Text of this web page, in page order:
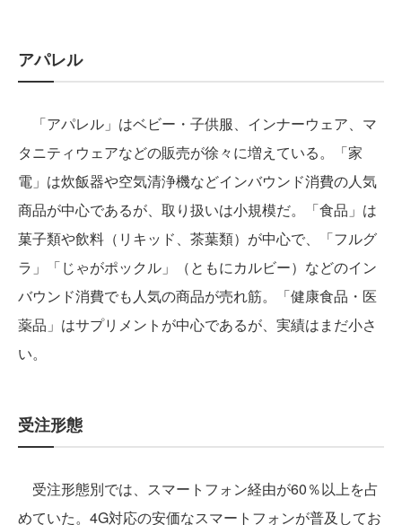
アパレル
「アパレル」はベビー・子供服、インナーウェア、マ
タニティウェアなどの販売が徐々に増えている。「家
電」は炊飯器や空気清浄機などインバウンド消費の人気
商品が中心であるが、取り扱いは小規模だ。「食品」は
菓子類や飲料（リキッド、茶葉類）が中心で、「フルグ
ラ」「じゃがポックル」（ともにカルビー）などのイン
バウンド消費でも人気の商品が売れ筋。「健康食品・医
薬品」はサプリメントが中心であるが、実績はまだ小さ
い。
受注形態
受注形態別では、スマートフォン経由が60％以上を占
めていた。4G対応の安価なスマートフォンが普及してお